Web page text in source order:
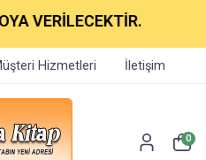
VERİLECEKTİR.
Hizmetleri İletişim
0